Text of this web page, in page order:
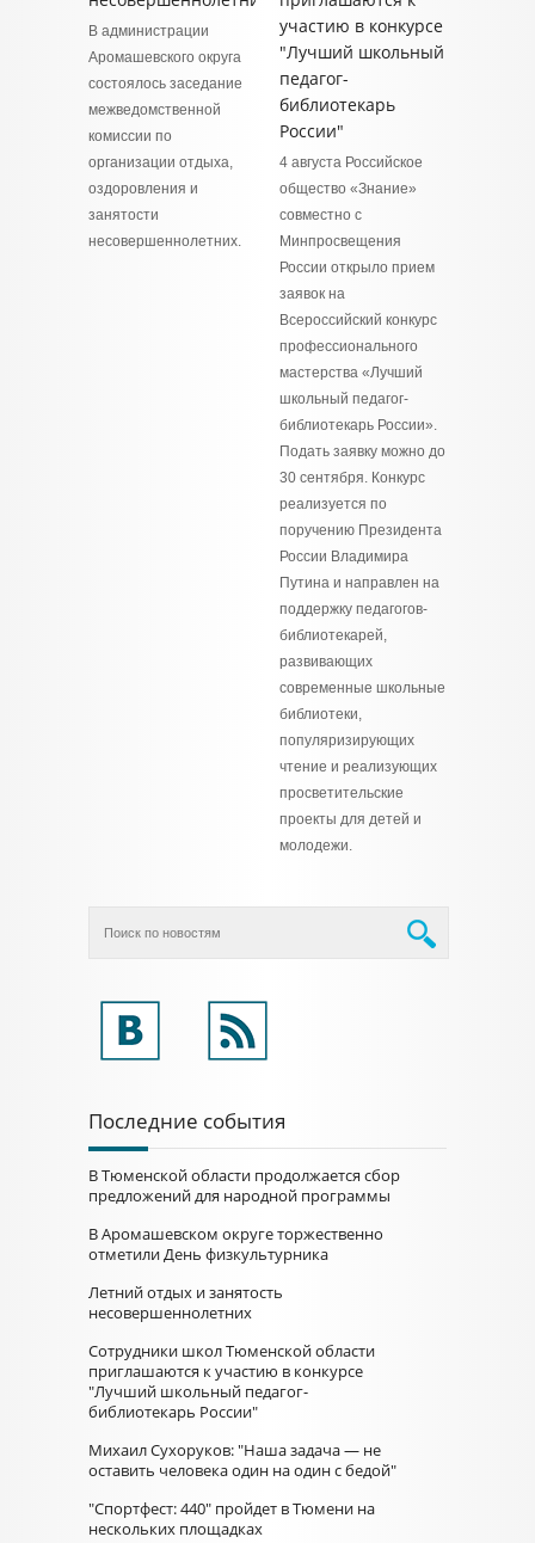
В администрации
Аромашевского округа
состоялось заседание
межведомственной
комиссии по
организации отдыха,
оздоровления и
занятости
несовершеннолетних.
участию в конкурсе
"Лучший школьный
педагог-
библиотекарь
России"
4 августа Российское
общество «Знание»
совместно с
Минпросвещения
России открыло прием
заявок на
Всероссийский конкурс
профессионального
мастерства «Лучший
школьный педагог-
библиотекарь России».
Подать заявку можно до
30 сентября. Конкурс
реализуется по
поручению Президента
России Владимира
Путина и направлен на
поддержку педагогов-
библиотекарей,
развивающих
современные школьные
библиотеки,
популяризирующих
чтение и реализующих
просветительские
проекты для детей и
молодежи.
Последние события
В Тюменской области продолжается сбор
предложений для народной программы
В Аромашевском округе торжественно
отметили День физкультурника
Летний отдых и занятость
несовершеннолетних
Сотрудники школ Тюменской области
приглашаются к участию в конкурсе
"Лучший школьный педагог-
библиотекарь России"
Михаил Сухоруков: "Наша задача — не
оставить человека один на один с бедой"
"Спортфест: 440" пройдет в Тюмени на
нескольких площадках